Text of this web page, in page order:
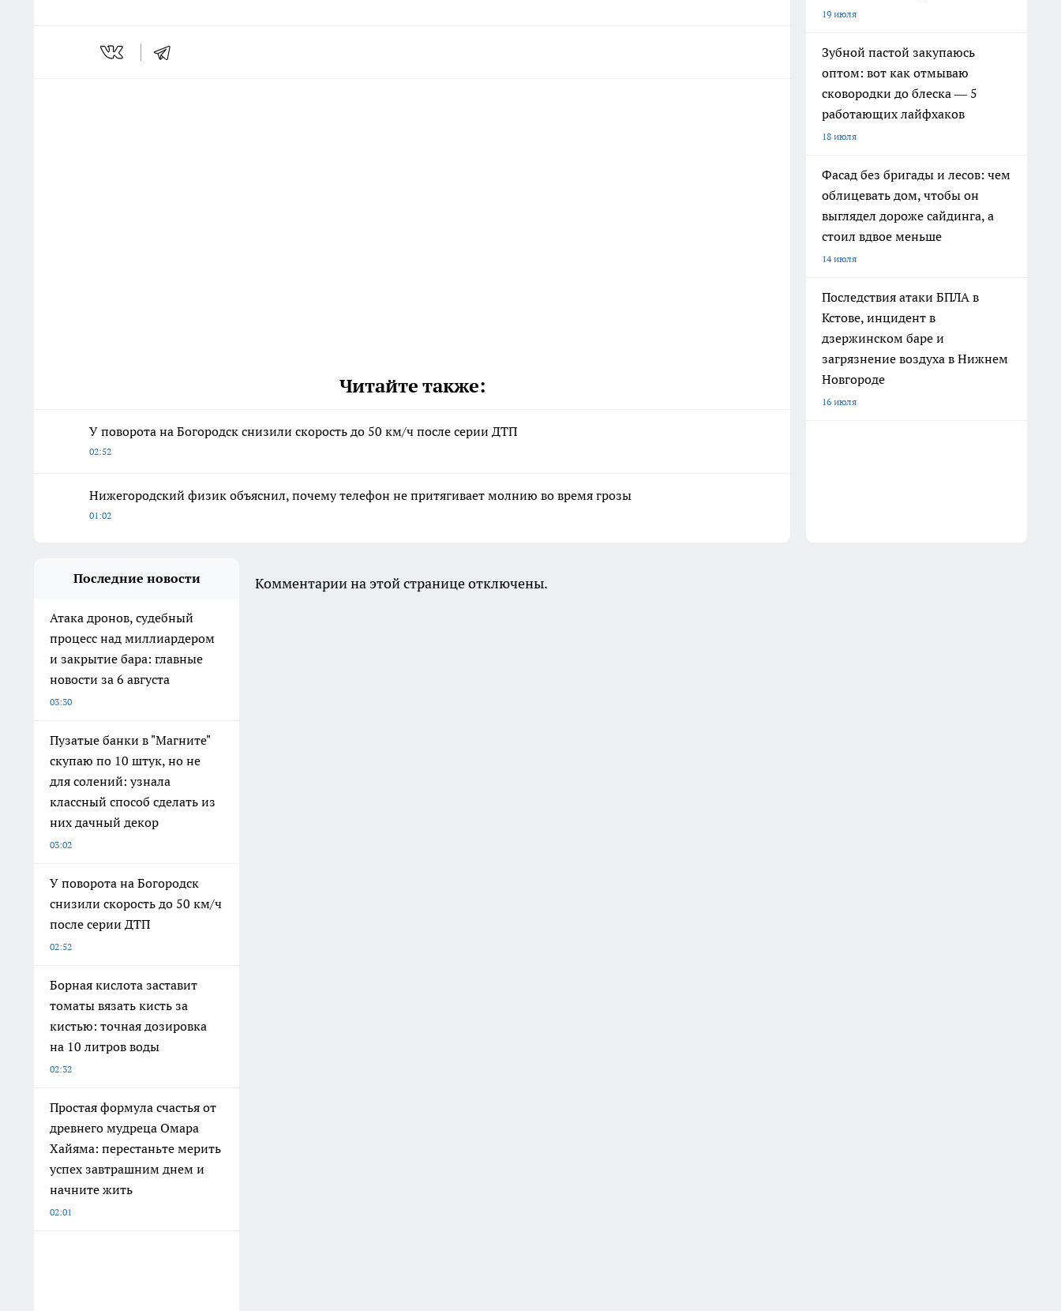
Читайте также:
У поворота на Богородск снизили скорость до 50 км/ч после серии ДТП
02:52
Нижегородский физик объяснил, почему телефон не притягивает молнию во время грозы
01:02
19 июля
Зубной пастой закупаюсь
оптом: вот как отмываю
сковородки до блеска — 5
работающих лайфхаков
18 июля
Фасад без бригады и лесов: чем
облицевать дом, чтобы он
выглядел дороже сайдинга, а
стоил вдвое меньше
14 июля
Последствия атаки БПЛА в
Кстове, инцидент в
дзержинском баре и
загрязнение воздуха в Нижнем
Новгороде
16 июля
Последние новости
Атака дронов, судебный
процесс над миллиардером
и закрытие бара: главные
новости за 6 августа
03:30
Пузатые банки в "Магните"
скупаю по 10 штук, но не
для солений: узнала
классный способ сделать из
них дачный декор
03:02
У поворота на Богородск
снизили скорость до 50 км/ч
после серии ДТП
02:52
Борная кислота заставит
томаты вязать кисть за
кистью: точная дозировка
на 10 литров воды
02:32
Простая формула счастья от
древнего мудреца Омара
Хайяма: перестаньте мерить
успех завтрашним днем и
начните жить
02:01
Комментарии на этой странице отключены.